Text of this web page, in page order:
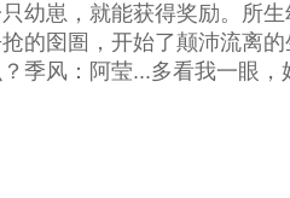
幼崽，就能获得奖励。所
的囹圄，开始了颠沛流离的
季风：阿莹...多看我一眼